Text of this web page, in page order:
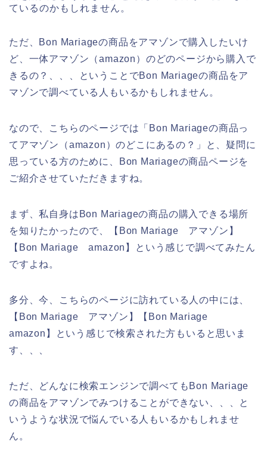
ているのかもしれません。
ただ、Bon Mariageの商品をアマゾンで購入したいけ
ど、一体アマゾン（amazon）のどのページから購入で
きるの？、、、ということでBon Mariageの商品をア
マゾンで調べている人もいるかもしれません。
なので、こちらのページでは「Bon Mariageの商品っ
てアマゾン（amazon）のどこにあるの？」と、疑問に
思っている方のために、Bon Mariageの商品ページを
ご紹介させていただきますね。
まず、私自身はBon Mariageの商品の購入できる場所
を知りたかったので、【Bon Mariage アマゾン】
【Bon Mariage amazon】という感じで調べてみたん
ですよね。
多分、今、こちらのページに訪れている人の中には、
【Bon Mariage アマゾン】【Bon Mariage
amazon】という感じで検索された方もいると思いま
す、、、
ただ、どんなに検索エンジンで調べてもBon Mariage
の商品をアマゾンでみつけることができない、、、と
いうような状況で悩んでいる人もいるかもしれませ
ん。